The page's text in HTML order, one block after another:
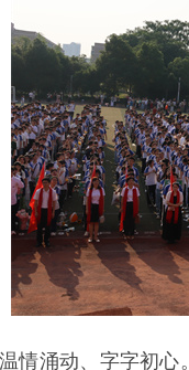
情涌动、字字初